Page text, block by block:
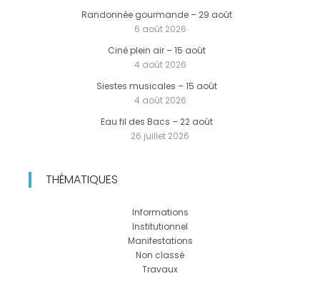
Randonnée gourmande – 29 août
6 août 2026
Ciné plein air – 15 août
4 août 2026
Siestes musicales – 15 août
4 août 2026
Eau fil des Bacs – 22 août
26 juillet 2026
THÉMATIQUES
Informations
Institutionnel
Manifestations
Non classé
Travaux